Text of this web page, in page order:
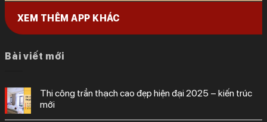
XEM THÊM APP KHÁC
Bài viết mới
thi công trần thạch cao đẹp hiện đại 2025 – kiến trúc
mới